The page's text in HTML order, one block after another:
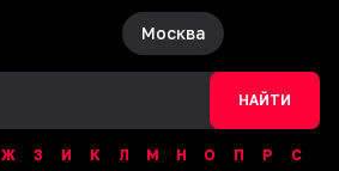
Москва
НАЙТИ
Ж З И К Л М Н О П Р
С